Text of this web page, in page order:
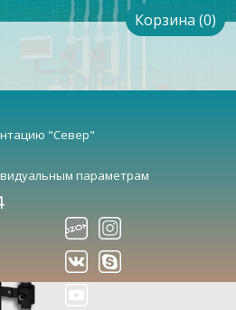
Корзина (0)
"Север"
параметрам
Р (сталь 09Г2С)
прямой насосной группы (арт.